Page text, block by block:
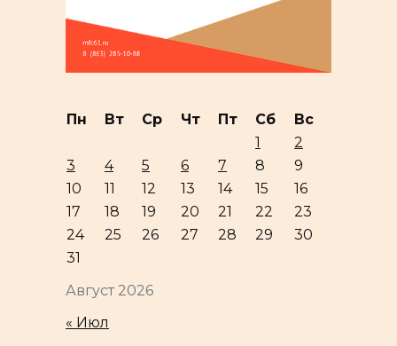
Август 2026
Пн Вт Ср Чт Пт Сб
Вс
1
2
3
4 5 6 7 8
9
10
11 12 13 14 15
16
17
18 19 20 21 22
23
24
25 26 27 28 29
30
31
« Июл